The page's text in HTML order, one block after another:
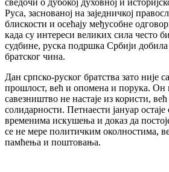
Руса, заснованој на заједничкој
блискости и осећају међусобне
када су интереси великих сила често
судбине, руска подршка Србији
братског чина.
Дан српско-руског братства зато није
прошлост, већ и опомена и порука. Он
савезништво не настаје из користи,
солидарности. Петнаести јануар
временима искушења и доказ да постоје
се не мере политичким околностима,
памћења и поштовања.